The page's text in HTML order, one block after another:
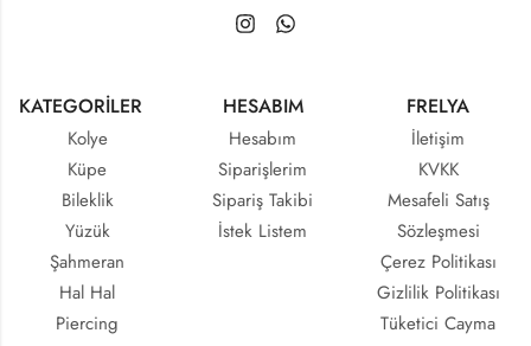
KATEGORİLER
Kolye
Küpe
Bileklik
Yüzük
Şahmeran
Hal Hal
Piercing
HESABIM
Hesabım
Siparişlerim
Sipariş Takibi
İstek Listem
FRELYA
İletişim
KVKK
Mesafeli Satış
Sözleşmesi
Çerez Politikası
Gizlilik Politikası
Tüketici Cayma